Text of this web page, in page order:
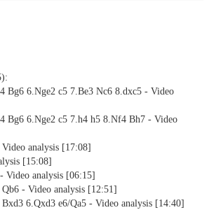
Bg6 6.Nge2 c5 7.Be3 Nc6 8.dxc5 - Video
Bg6 6.Nge2 c5 7.h4 h5 8.Nf4 Bh7 - Video
analysis [17:08]
[15:08]
analysis [06:15]
- Video analysis [12:51]
6.Qxd3 e6/Qa5 - Video analysis [14:40]